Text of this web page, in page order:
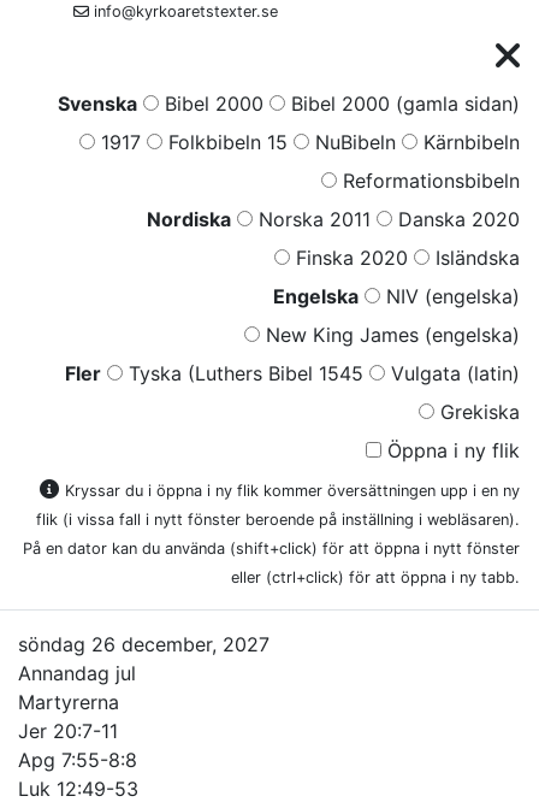
info@kyrkoaretstexter.se
Svenska Bibel 2000
Bibel 2000 (gamla sidan)
1917
Folkbibeln 15 NuBibeln
Kärnbibeln
Reformationsbibeln
Nordiska
Norska 2011
Danska 2020
Finska 2020
Isländska
Engelska
NIV (engelska)
New King James (engelska)
Fler
Tyska (Luthers Bibel 1545
Vulgata (latin)
Grekiska
Öppna i ny flik
Kryssar du i öppna i ny flik kommer översättningen upp i en ny
flik (i vissa fall i nytt fönster beroende på inställning i webläsaren).
På en dator kan du använda (shift+click) för att öppna i nytt fönster
eller (ctrl+click) för att öppna i ny tabb.
söndag 26 december, 2027
Annandag jul
Martyrerna
Jer 20:7-11
Apg 7:55-8:8
Luk 12:49-53